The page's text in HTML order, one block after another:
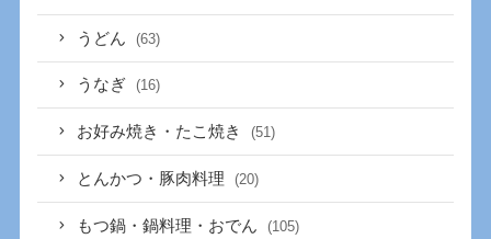
うどん (63)
うなぎ (16)
お好み焼き・たこ焼き (51)
とんかつ・豚肉料理 (20)
もつ鍋・鍋料理・おでん (105)